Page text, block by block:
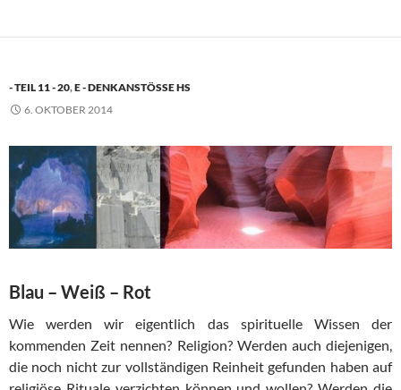
- TEIL 11 - 20,E - DENKANSTÖSSE HS
6. OKTOBER 2014
Blau – Weiß – Rot
Wie werden wir eigentlich das spirituelle Wissen der
kommenden Zeit nennen? Religion? Werden auch diejenigen,
die noch nicht zur vollständigen Reinheit gefunden haben auf